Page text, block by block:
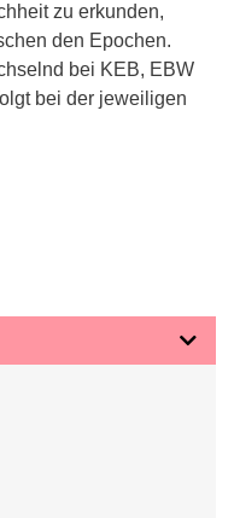
zu erkunden,
den Epochen.
bei KEB, EBW
bei der jeweiligen